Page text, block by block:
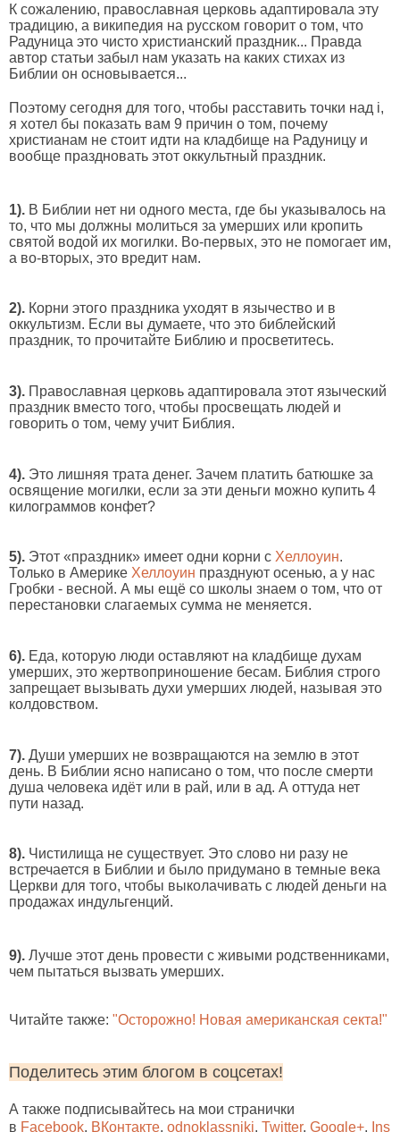
К сожалению, православная церковь адаптировала эту
традицию, а википедия на русском говорит о том, что
Радуница это чисто христианский праздник... Правда
автор статьи забыл нам указать на каких стихах из
Библии он основывается...
Поэтому сегодня для того, чтобы расставить точки над і,
я хотел бы показать вам 9 причин о том, почему
христианам не стоит идти на кладбище на Радуницу и
вообще праздновать этот оккультный праздник.
1). В Библии нет ни одного места, где бы указывалось на
то, что мы должны молиться за умерших или кропить
святой водой их могилки. Во-первых, это не помогает им,
а во-вторых, это вредит нам.
2). Корни этого праздника уходят в язычество и в
оккультизм. Если вы думаете, что это библейский
праздник, то прочитайте Библию и просветитесь.
3). Православная церковь адаптировала этот языческий
праздник вместо того, чтобы просвещать людей и
говорить о том, чему учит Библия.
4). Это лишняя трата денег. Зачем платить батюшке за
освящение могилки, если за эти деньги можно купить 4
килограммов конфет?
5). Этот «праздник» имеет одни корни с Хеллоуин.
Только в Америке Хеллоуин празднуют осенью, а у нас
Гробки - весной. А мы ещё со школы знаем о том, что от
перестановки слагаемых сумма не меняется.
6). Еда, которую люди оставляют на кладбище духам
умерших, это жертвоприношение бесам. Библия строго
запрещает вызывать духи умерших людей, называя это
колдовством.
7). Души умерших не возвращаются на землю в этот
день. В Библии ясно написано о том, что после смерти
душа человека идёт или в рай, или в ад. А оттуда нет
пути назад.
8). Чистилища не существует. Это слово ни разу не
встречается в Библии и было придумано в темные века
Церкви для того, чтобы выколачивать с людей деньги на
продажах индульгенций.
9). Лучше этот день провести с живыми родственниками,
чем пытаться вызвать умерших.
Читайте также: "Осторожно! Новая американская секта!"
Поделитесь этим блогом в соцсетах!
А также подписывайтесь на мои странички
в Facebook, ВКонтакте, odnoklassniki, Twitter, Google+, Ins